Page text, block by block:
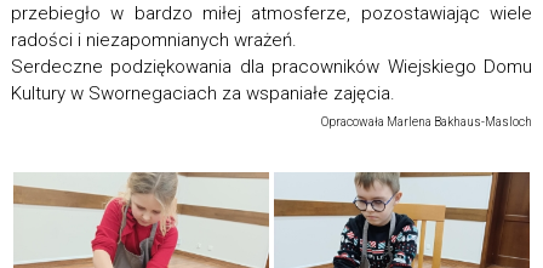
przebiegło w bardzo miłej atmosferze, pozostawiając wiele
radości i niezapomnianych wrażeń.
Serdeczne podziękowania dla pracowników Wiejskiego Domu
Kultury w Swornegaciach za wspaniałe zajęcia.
Opracowała Marlena Bakhaus-Masloch